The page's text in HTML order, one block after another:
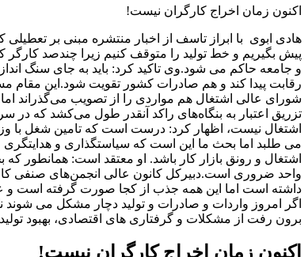
اکنون زمان اخراج کارگران نیست!
هادی ابوی با ابراز تاسف از اخبار منتشره مبنی بر
پیش بگیریم و خط تولید را متوقف کنیم زیرا چندصد
و جامعه حاکم می شود.وی تاکید کرد: باید به جای سنگ
رقابت پیدا کند و هم صادرات کشور تقویت شود.این
شورای‌ عالی اشتغال هم مواردی را از تصویب می‌گذراند
تزریق اعتبار به بنگاه‌های راکد آنقدر طول می‌کشد که در
اشتغال نیست، اظهار کرد: درست است که تامین شغل با
می طلبد اما بحث ما این است که سیاستگذاری و
اشتغال و رونق بازار کار باشد. او معتقد است: همانطور
واحد ضروری است.دبیرکل کانون عالی انجمن‌های صنفی
داشته است اما این همه جذب از کجا صورت گرفته است و
اگر امروز واردات و صادرات و تولید دچار مشکل می
برون رفت از مشکلات و گرفتاری های اقتصادی، بهبود
اکنون زمان اخراج کارگران نیست!